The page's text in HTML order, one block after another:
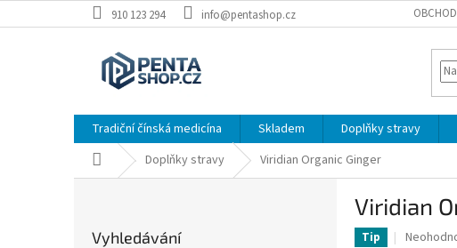
na
910 123 294 info@pentashop.cz
Tradiční čínská medicína Skladem Doplňky stravy
Domů Doplňky stravy Viridian Organic Ginger
Vyhledávání
Viridian
Tip
Průměrné